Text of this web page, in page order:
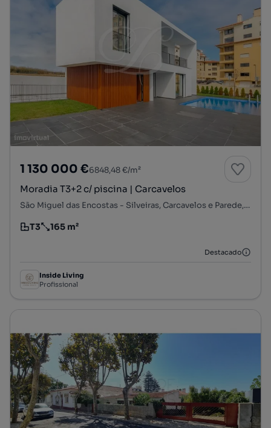
1 130 000 €6848,48 €/m²
Moradia T3+2 c/ piscina | Carcavelos
São Miguel das Encostas - Silveiras, Carcavelos e Parede, Cascais, Lisboa
Tipologia
T3
Preço por metro quadrado
165 m²
Destacado
Inside Living
Profissional